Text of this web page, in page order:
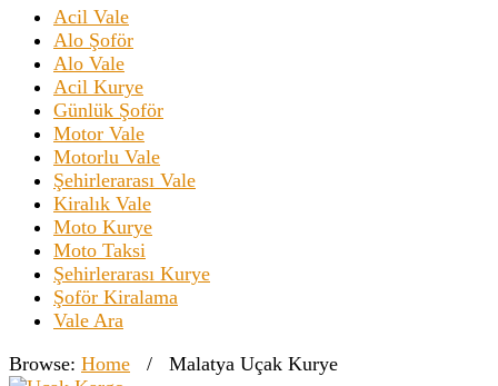
Acil Vale
Alo Şoför
Alo Vale
Acil Kurye
Günlük Şoför
Motor Vale
Motorlu Vale
Şehirlerarası Vale
Kiralık Vale
Moto Kurye
Moto Taksi
Şehirlerarası Kurye
Şoför Kiralama
Vale Ara
Browse: Home / Malatya Uçak Kurye